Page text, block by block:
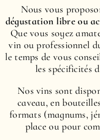
Nous vous
dégustation libre ou
Que vous soyez
vin ou professionnel
le temps de vous
les spécificités
Nos vins sont
caveau, en
formats (magnums,
place ou pour